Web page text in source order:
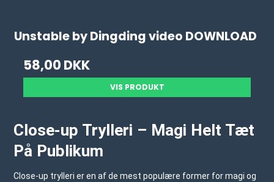
Unstable by Dingding video DOWNLOAD
58,00 DKK
VIS PRODUKT
Close-up Trylleri – Magi Helt Tæt
På Publikum
Close-up trylleri er en af de mest populære former for magi og